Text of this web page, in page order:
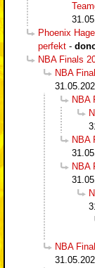
Phoenix
perfekt -
NBA Finals
NBA
NBA
NBA
NBA
NBA